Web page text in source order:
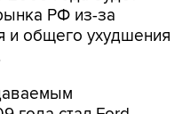
РФ из-за
и общего ухудшения